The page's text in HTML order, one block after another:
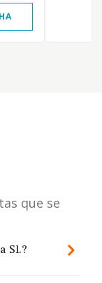
que se
Sl.?